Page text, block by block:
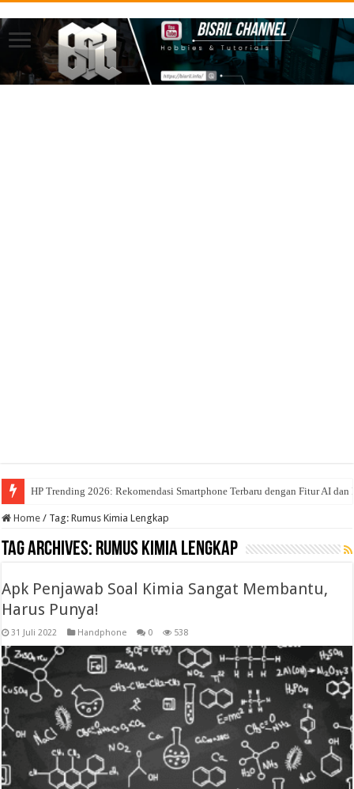
HP Trending 2026: Rekomendasi Smartphone Terbaru dengan Fitur AI dan
Home / Tag:Rumus Kimia Lengkap
Tag Archives: Rumus Kimia Lengkap
Apk Penjawab Soal Kimia Sangat Membantu,
Harus Punya!
31 Juli 2022 Handphone 0 538